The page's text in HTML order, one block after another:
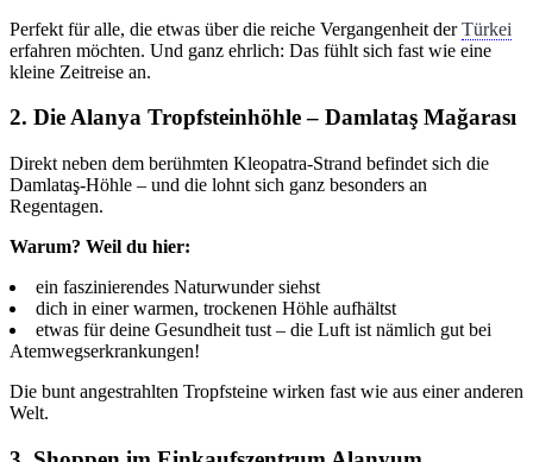
Perfekt für alle, die etwas über die reiche Vergangenheit derTürkei
erfahren möchten. Und ganz ehrlich: Das fühlt sich fast wie eine
kleine Zeitreise an.
2. Die Alanya Tropfsteinhöhle – Damlataş Mağarası
Direkt neben dem berühmten Kleopatra-Strand befindet sich die
Damlataş-Höhle – und die lohnt sich ganz besonders an
Regentagen.
Warum? Weil du hier:
ein faszinierendes Naturwunder siehst
dich in einer warmen, trockenen Höhle aufhältst
etwas für deine Gesundheit tust – die Luft ist nämlich gut bei
Atemwegserkrankungen!
Die bunt angestrahlten Tropfsteine wirken fast wie aus einer anderen
Welt.